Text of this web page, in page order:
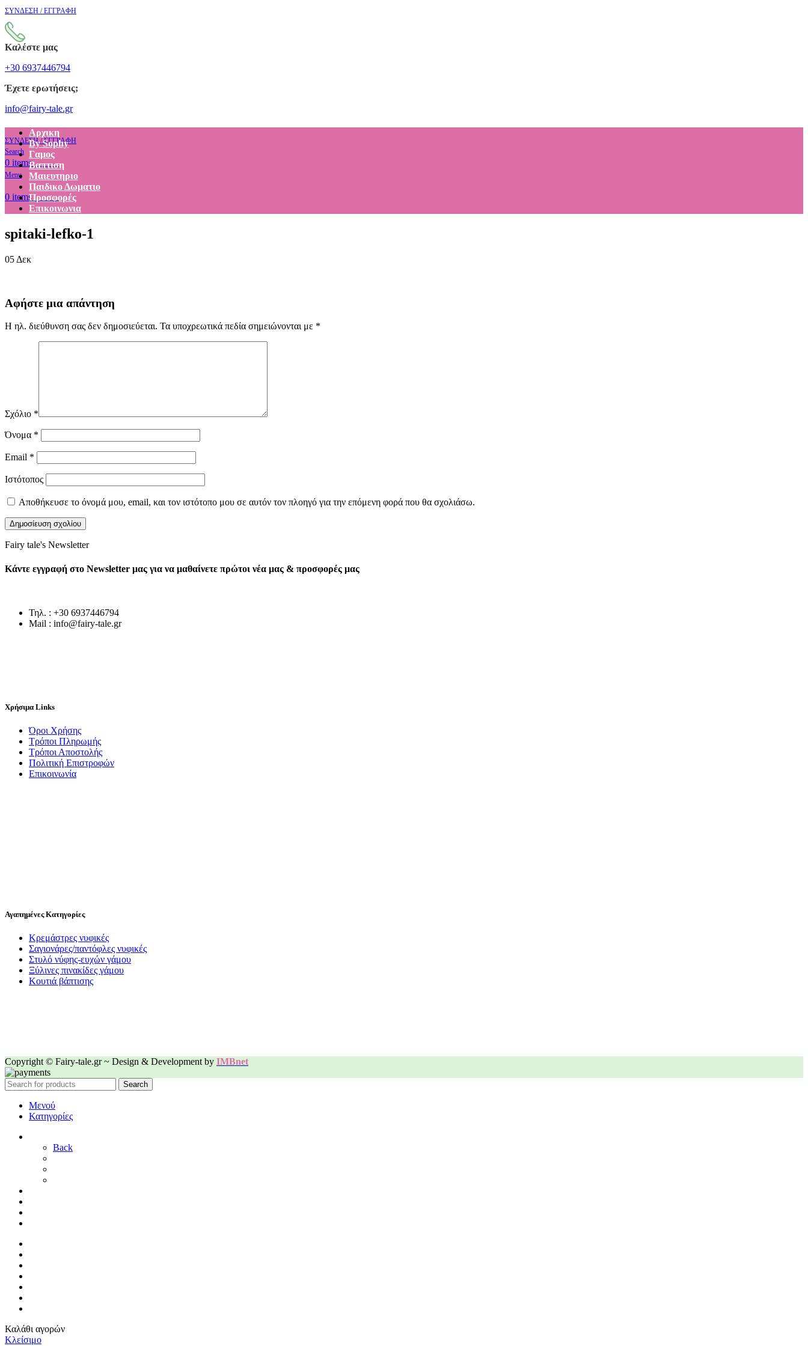
ΣΥΝΔΕΣΗ / ΕΓΓΡΑΦΗ
Καλέστε μας
+30 6937446794
Έχετε ερωτήσεις;
info@fairy-tale.gr
ΣΥΝΔΕΣΗ / ΕΓΓΡΑΦΗ
Search
0 items €0.00
Menu
0 items €0.00
Αρχικη
By Sophy
Γαμος
Βαπτιση
Μαιευτηριο
Παιδικο Δωματιο
Προσφορές
Επικοινωνια
spitaki-lefko-1
05 Δεκ
Αφήστε μια απάντηση
Η ηλ. διεύθυνση σας δεν δημοσιεύεται. Τα υποχρεωτικά πεδία σημειώνονται με *
Σχόλιο *
Όνομα *
Email *
Ιστότοπος
Αποθήκευσε το όνομά μου, email, και τον ιστότοπο μου σε αυτόν τον πλοηγό για την επόμενη φορά που θα σχολιάσω.
Fairy tale's Newsletter
Κάντε εγγραφή στο Newsletter μας για να μαθαίνετε πρώτοι νέα μας & προσφορές μας
Τηλ. : +30 6937446794
Mail : info@fairy-tale.gr
Χρήσιμα Links
Όροι Χρήσης
Τρόποι Πληρωμής
Τρόποι Αποστολής
Πολιτική Επιστροφών
Επικοινωνία
Αγαπημένες Κατηγορίες
Κρεμάστρες νυφικές
Σαγιονάρες/παντόφλες νυφικές
Στυλό νύφης-ευχών γάμου
Ξύλινες πινακίδες γάμου
Κουτιά βάπτισης
Copyright © Fairy-tale.gr ~ Design & Development by IMBnet
Search
Μενού
Κατηγορίες
Back
Καλάθι αγορών
Κλείσιμο